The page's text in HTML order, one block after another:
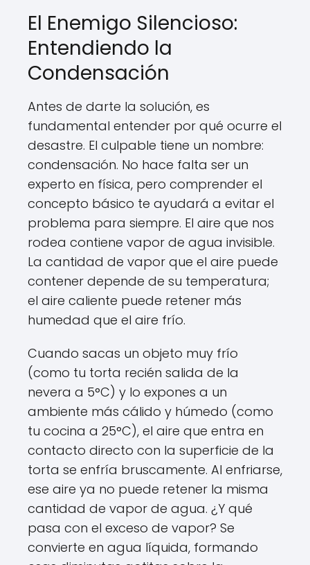
El Enemigo Silencioso:
Entendiendo la
Condensación
Antes de darte la solución, es
fundamental entender por qué ocurre el
desastre. El culpable tiene un nombre:
condensación. No hace falta ser un
experto en física, pero comprender el
concepto básico te ayudará a evitar el
problema para siempre. El aire que nos
rodea contiene vapor de agua invisible.
La cantidad de vapor que el aire puede
contener depende de su temperatura;
el aire caliente puede retener más
humedad que el aire frío.
Cuando sacas un objeto muy frío
(como tu torta recién salida de la
nevera a 5°C) y lo expones a un
ambiente más cálido y húmedo (como
tu cocina a 25°C), el aire que entra en
contacto directo con la superficie de la
torta se enfría bruscamente. Al enfriarse,
ese aire ya no puede retener la misma
cantidad de vapor de agua. ¿Y qué
pasa con el exceso de vapor? Se
convierte en agua líquida, formando